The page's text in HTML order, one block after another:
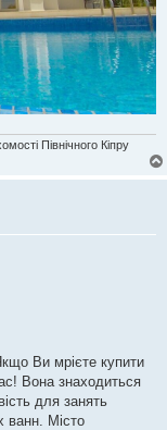
Північного Кіпру
Ви мрієте купити
Вона знаходиться
для занять
ванн. Місто